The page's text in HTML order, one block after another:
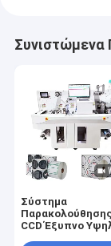
Συνιστώμενα
Σύστημα
Παρακολούθησης
CCD Έξυπνο